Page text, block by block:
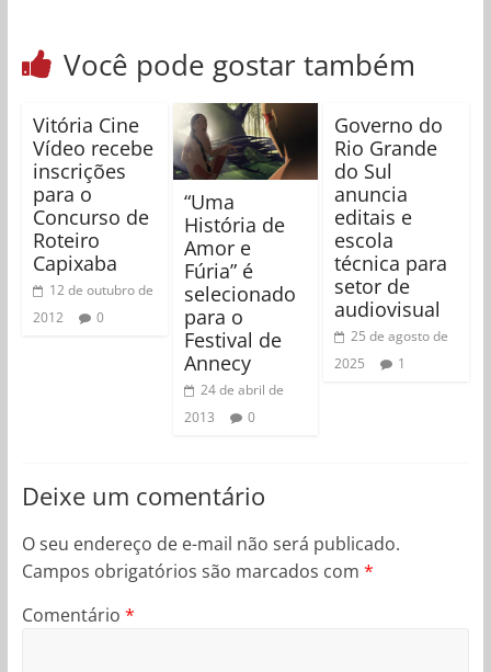
Você pode gostar também
Vitória Cine
Vídeo recebe
inscrições
para o
Concurso de
Roteiro
Capixaba
12 de outubro de
2012
0
“Uma
História de
Amor e
Fúria” é
selecionado
para o
Festival de
Annecy
24 de abril de
2013
0
Governo do
Rio Grande
do Sul
anuncia
editais e
escola
técnica para
setor de
audiovisual
25 de agosto de
2025
1
Deixe um comentário
O seu endereço de e-mail não será publicado.
Campos obrigatórios são marcados com *
Comentário *